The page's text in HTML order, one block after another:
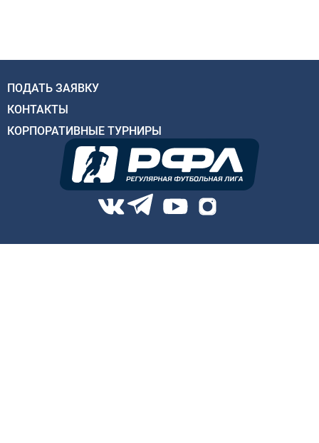
ПОДАТЬ ЗАЯВКУ
КОНТАКТЫ
КОРПОРАТИВНЫЕ ТУРНИРЫ